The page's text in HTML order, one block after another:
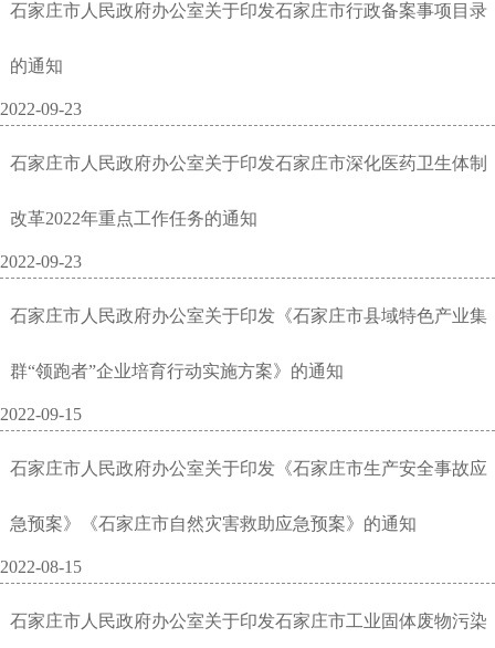
石家庄市人民政府办公室关于印发石家庄市行政备案事项目录
的通知
2022-09-23
石家庄市人民政府办公室关于印发石家庄市深化医药卫生体制
改革2022年重点工作任务的通知
2022-09-23
石家庄市人民政府办公室关于印发《石家庄市县域特色产业集
群“领跑者”企业培育行动实施方案》的通知
2022-09-15
石家庄市人民政府办公室关于印发《石家庄市生产安全事故应
急预案》《石家庄市自然灾害救助应急预案》的通知
2022-08-15
石家庄市人民政府办公室关于印发石家庄市工业固体废物污染